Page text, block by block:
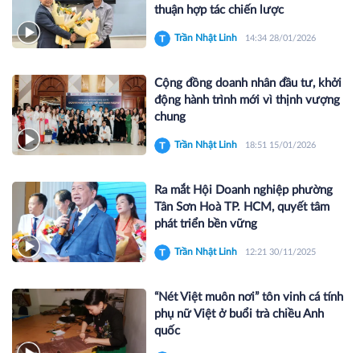
thuận hợp tác chiến lược
Trần Nhật Linh 14:34 28/01/2026
Cộng đồng doanh nhân đầu tư, khởi
động hành trình mới vì thịnh vượng
chung
Trần Nhật Linh 18:51 15/01/2026
Ra mắt Hội Doanh nghiệp phường
Tân Sơn Hoà TP. HCM, quyết tâm
phát triển bền vững
Trần Nhật Linh 12:21 30/11/2025
“Nét Việt muôn nơi” tôn vinh cá tính
phụ nữ Việt ở buổi trà chiều Anh
quốc